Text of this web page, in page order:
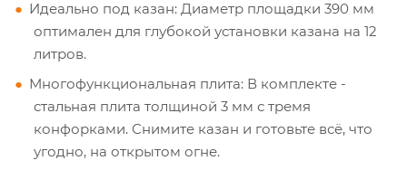
Идеально под казан: Диаметр площадки 390 мм
оптимален для глубокой установки казана на 12
литров.
Многофункциональная плита: В комплекте -
стальная плита толщиной 3 мм с тремя
конфорками. Снимите казан и готовьте всё, что
угодно, на открытом огне.